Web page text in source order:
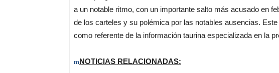
a un notable ritmo, con un importante salto más acusado en
de los carteles y su polémica por las notables ausencias.
como referente de la información taurina especializada en la
mNOTICIAS RELACIONADAS: